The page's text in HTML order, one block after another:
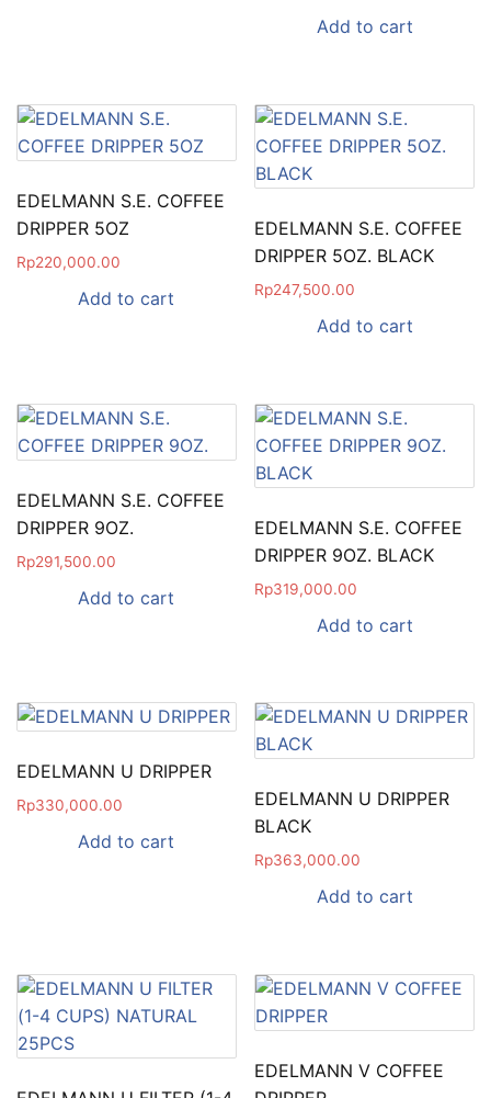
Add to cart
EDELMANN S.E. COFFEE
DRIPPER 5OZ
Rp220,000.00
Add to cart
EDELMANN S.E. COFFEE
DRIPPER 5OZ. BLACK
Rp247,500.00
Add to cart
EDELMANN S.E. COFFEE
DRIPPER 9OZ.
Rp291,500.00
Add to cart
EDELMANN S.E. COFFEE
DRIPPER 9OZ. BLACK
Rp319,000.00
Add to cart
EDELMANN U DRIPPER
Rp330,000.00
Add to cart
EDELMANN U DRIPPER
BLACK
Rp363,000.00
Add to cart
EDELMANN V COFFEE